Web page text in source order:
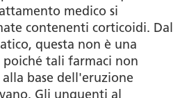
medico si
contenenti corticoidi. Dal
questa non è una
tali farmaci non
base dell'eruzione
Gli unguenti al